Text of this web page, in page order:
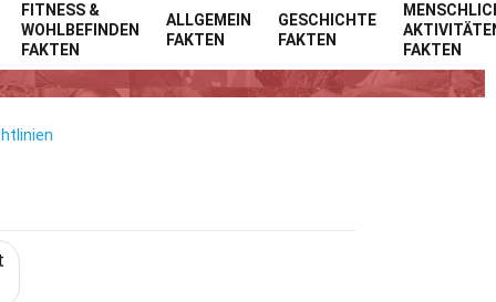
FITNESS &
WOHLBEFINDEN
FAKTEN
ALLGEMEIN
FAKTEN
GESCHICHTE
FAKTEN
FAKTEN